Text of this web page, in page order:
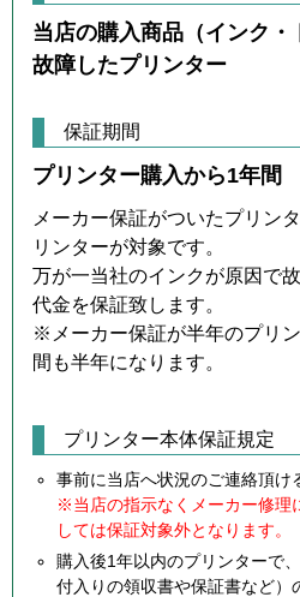
当店の購入商品（インク・
故障したプリンター
保証期間
プリンター購入から1年間
メーカー保証がついたプリン
リンターが対象です。
万が一当社のインクが原因で
代金を保証致します。
※メーカー保証が半年のプリ
間も半年になります。
プリンター本体保証規定
事前に当店へ状況のご連絡頂け
※当店の指示なくメーカー修理
しては保証対象外となります。
購入後1年以内のプリンターで
付入りの領収書や保証書など）